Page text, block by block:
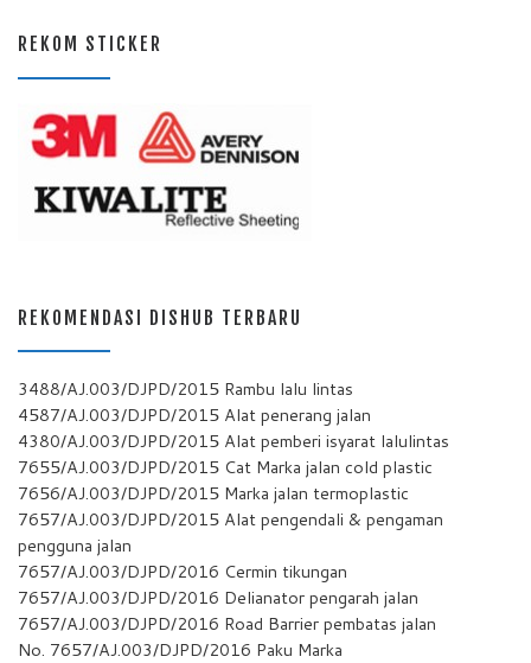
REKOM STICKER
REKOMENDASI DISHUB TERBARU
3488/AJ.003/DJPD/2015 Rambu lalu lintas
4587/AJ.003/DJPD/2015 Alat penerang jalan
4380/AJ.003/DJPD/2015 Alat pemberi isyarat lalulintas
7655/AJ.003/DJPD/2015 Cat Marka jalan cold plastic
7656/AJ.003/DJPD/2015 Marka jalan termoplastic
7657/AJ.003/DJPD/2015 Alat pengendali & pengaman
pengguna jalan
7657/AJ.003/DJPD/2016 Cermin tikungan
7657/AJ.003/DJPD/2016 Delianator pengarah jalan
7657/AJ.003/DJPD/2016 Road Barrier pembatas jalan
No. 7657/AJ.003/DJPD/2016 Paku Marka